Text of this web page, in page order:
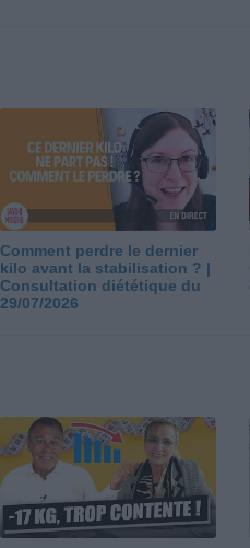
Comment perdre le dernier
kilo avant la stabilisation ? |
Consultation diététique du
29/07/2026